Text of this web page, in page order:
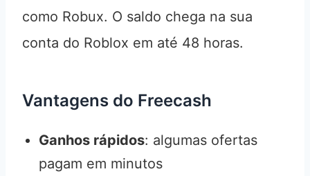
como Robux. O saldo chega na sua
conta do Roblox em até 48 horas.
Vantagens do Freecash
Ganhos rápidos: algumas ofertas
pagam em minutos